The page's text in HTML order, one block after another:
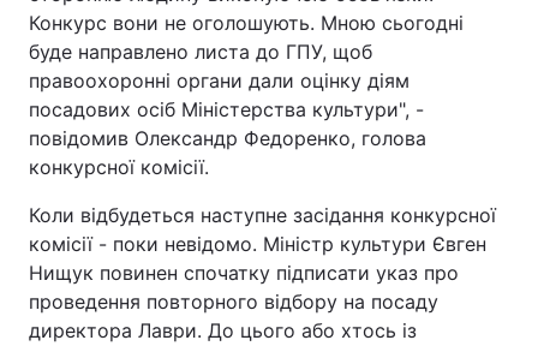
Відео з Youtube Статті
Інтерв'ю Думки
Архів Вакансії
Контакти
ПОСЛУГИ
Конкурс вони не оголошують. Мною сьогодні
буде направлено листа до ГПУ, щоб
правоохоронні органи дали оцінку діям
посадових осіб Міністерства культури", -
повідомив Олександр Федоренко, голова
конкурсної комісії.
Коли відбудеться наступне засідання конкурсної
комісії - поки невідомо. Міністр культури Євген
Нищук повинен спочатку підписати указ про
проведення повторного відбору на посаду
директора Лаври. До цього або хтось із